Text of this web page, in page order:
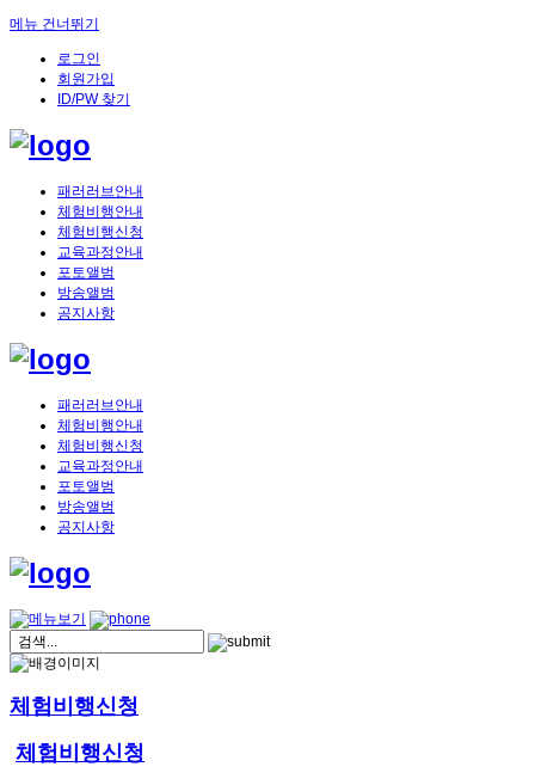
메뉴 건너뛰기
로그인
회원가입
ID/PW 찾기
패러러브안내
체험비행안내
체험비행신청
교육과정안내
포토앨범
방송앨범
공지사항
패러러브안내
체험비행안내
체험비행신청
교육과정안내
포토앨범
방송앨범
공지사항
체험비행신청
체험비행신청